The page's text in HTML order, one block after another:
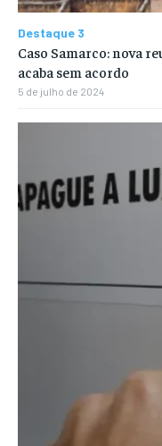
Destaque 3
Caso Samarco: nova
acaba sem acordo
5 de julho de 2024